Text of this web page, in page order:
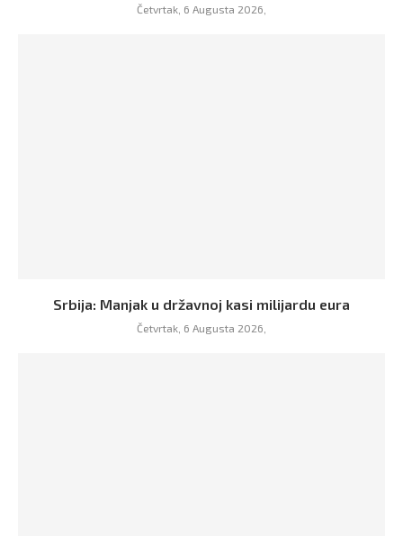
Četvrtak, 6 Augusta 2026,
Srbija: Manjak u državnoj kasi milijardu eura
Četvrtak, 6 Augusta 2026,